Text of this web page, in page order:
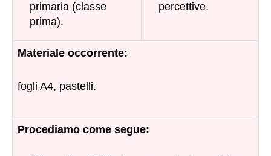
primaria (classe
prima).
percettive.
Materiale occorrente:
fogli A4, pastelli.
Procediamo come segue: